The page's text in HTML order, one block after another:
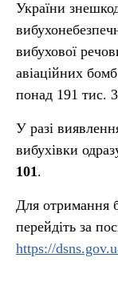
України
вибухової
авіаційних
понад 191 тис.
У разі
вибухівки
101.
Для отримання
перейдіть за
https://